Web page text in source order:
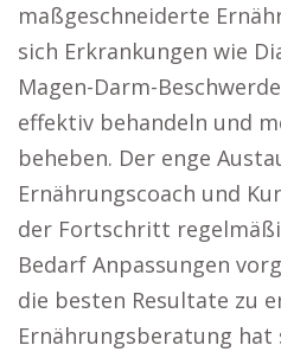
maßgeschneiderte
sich Erkrankungen wie
Magen-Darm-
effektiv behandeln und
beheben. Der enge
Ernährungscoach und
der Fortschritt
Bedarf Anpassungen
die besten Resultate zu
Ernährungsberatung hat